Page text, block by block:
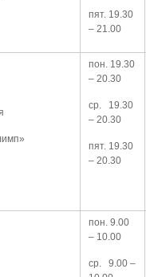
пят. 19.30
– 21.00
пон. 19.30
– 20.30
ср. 19.30
– 20.30
пят. 19.30
– 20.30
пон. 9.00
– 10.00
ср. 9.00 –